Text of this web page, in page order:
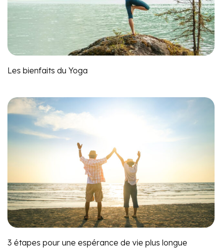
Les bienfaits du Yoga
3 étapes pour une espérance de vie plus longue